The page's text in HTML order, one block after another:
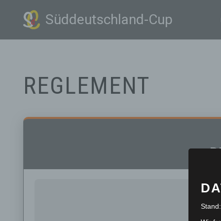
Inhalt
Süddeutschland-Cup
REGLEMENT